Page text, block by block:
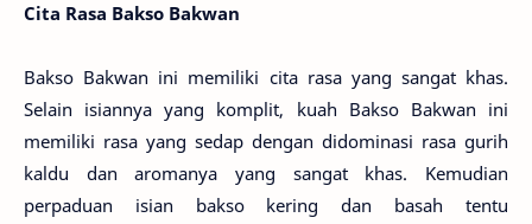
Cita Rasa Bakso Bakwan
Bakso Bakwan ini memiliki cita rasa yang sangat khas.
Selain isiannya yang komplit, kuah Bakso Bakwan ini
memiliki rasa yang sedap dengan didominasi rasa gurih
kaldu dan aromanya yang sangat khas. Kemudian
perpaduan isian bakso kering dan basah tentu